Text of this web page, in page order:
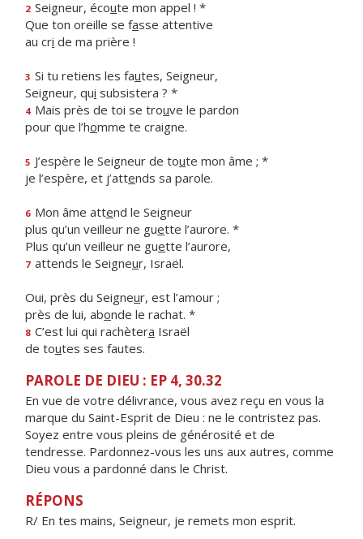
2 Seigneur, écoute mon appel ! *
Que ton oreille se fasse attentive
au cri de ma prière !
3 Si tu retiens les fautes, Seigneur,
Seigneur, qui subsistera ? *
4 Mais près de toi se trouve le pardon
pour que l’homme te craigne.
5 J’espère le Seigneur de toute mon âme ; *
je l’espère, et j’attends sa parole.
6 Mon âme attend le Seigneur
plus qu’un veilleur ne guette l’aurore. *
Plus qu’un veilleur ne guette l’aurore,
7 attends le Seigneur, Israël.
Oui, près du Seigneur, est l’amour ;
près de lui, abonde le rachat. *
8 C’est lui qui rachètera Israël
de toutes ses fautes.
PAROLE DE DIEU : EP 4, 30.32
En vue de votre délivrance, vous avez reçu en vous la
marque du Saint-Esprit de Dieu : ne le contristez pas.
Soyez entre vous pleins de générosité et de
tendresse. Pardonnez-vous les uns aux autres, comme
Dieu vous a pardonné dans le Christ.
RÉPONS
R/ En tes mains, Seigneur, je remets mon esprit.